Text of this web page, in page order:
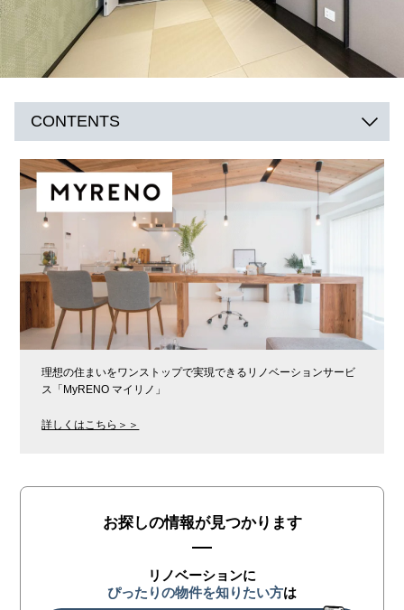
CONTENTS
理想の住まいをワンストップで実現できるリノベーションサービ
ス「MyRENO マイリノ」
詳しくはこちら＞＞
お探しの情報が見つかります
リノベーションに
ぴったりの物件を知りたい方は